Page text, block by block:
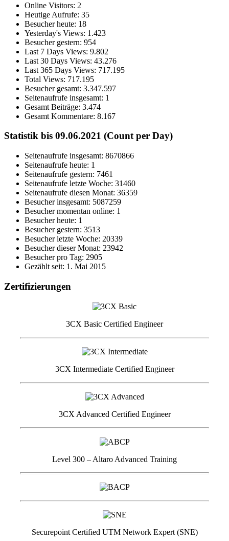
Online Visitors: 2
Heutige Aufrufe: 35
Besucher heute: 18
Yesterday's Views: 1.423
Besucher gestern: 954
Last 7 Days Views: 9.802
Last 30 Days Views: 43.276
Last 365 Days Views: 717.195
Total Views: 717.195
Besucher gesamt: 3.347.597
Seitenaufrufe insgesamt: 1
Gesamt Beiträge: 3.474
Gesamt Kommentare: 8.167
Statistik bis 09.06.2021 (Count per Day)
Seitenaufrufe insgesamt: 8670866
Seitenaufrufe heute: 1
Seitenaufrufe gestern: 7461
Seitenaufrufe letzte Woche: 31460
Seitenaufrufe diesen Monat: 36359
Besucher insgesamt: 5087259
Besucher momentan online: 1
Besucher heute: 1
Besucher gestern: 3513
Besucher letzte Woche: 20339
Besucher dieser Monat: 23942
Besucher pro Tag: 2905
Gezählt seit: 1. Mai 2015
Zertifizierungen
3CX Basic Certified Engineer
3CX Intermediate Certified Engineer
3CX Advanced Certified Engineer
Level 300 – Altaro Advanced Training
Securepoint Certified UTM Network Expert (SNE)